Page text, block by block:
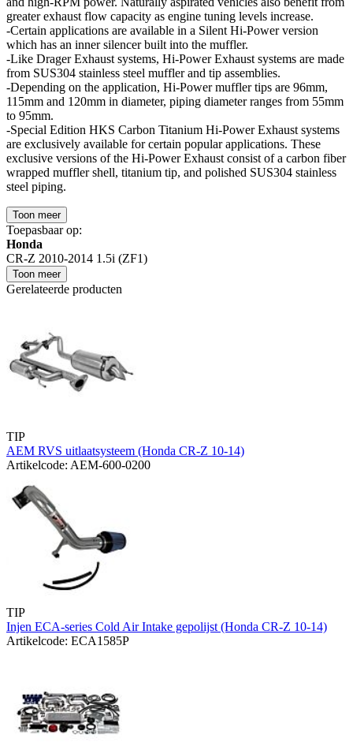
greater exhaust flow capacity as engine tuning levels increase.
-Certain applications are available in a Silent Hi-Power version
which has an inner silencer built into the muffler.
-Like Drager Exhaust systems, Hi-Power Exhaust systems are made
from SUS304 stainless steel muffler and tip assemblies.
-Depending on the application, Hi-Power muffler tips are 96mm,
115mm and 120mm in diameter, piping diameter ranges from 55mm
to 95mm.
-Special Edition HKS Carbon Titanium Hi-Power Exhaust systems
are exclusively available for certain popular applications. These
exclusive versions of the Hi-Power Exhaust consist of a carbon fiber
wrapped muffler shell, titanium tip, and polished SUS304 stainless
steel piping.
Toon meer
Toepasbaar op:
Honda
CR-Z 2010-2014 1.5i (ZF1)
Toon meer
Gerelateerde producten
TIP
AEM RVS uitlaatsysteem (Honda CR-Z 10-14)
Artikelcode: AEM-600-0200
TIP
Injen ECA-series Cold Air Intake gepolijst (Honda CR-Z 10-14)
Artikelcode: ECA1585P